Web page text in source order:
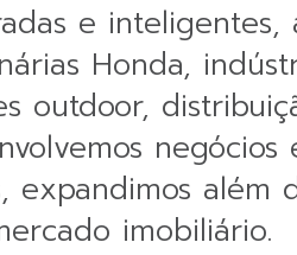
e
Honda,
outdoor,
expandimos além
imobiliário.